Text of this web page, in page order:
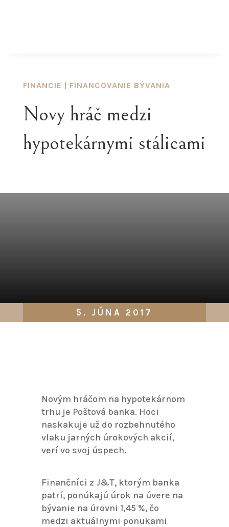
FINANCIE | FINANCOVANIE BÝVANIA
Novy hráč medzi
hypotekárnymi stálicami
5. JÚNA 2017
Novým hráčom na hypotekárnom
trhu je Poštová banka. Hoci
naskakuje už do rozbehnutého
vlaku jarných úrokových akcií,
verí vo svoj úspech.
Finančníci z J&T, ktorým banka
patrí, ponúkajú úrok na úvere na
bývanie na úrovni 1,45 %, čo
medzi aktuálnymi ponukami